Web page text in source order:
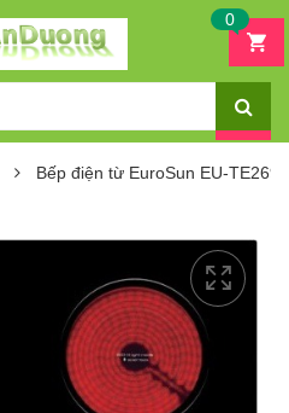
0
Bếp điện từ EuroSun EU-TE269